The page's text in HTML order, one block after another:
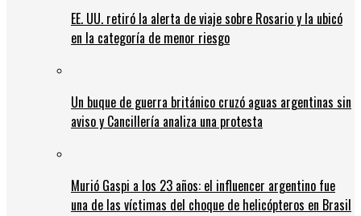
EE. UU. retiró la alerta de viaje sobre Rosario y la ubicó
en la categoría de menor riesgo
Un buque de guerra británico cruzó aguas argentinas sin
aviso y Cancillería analiza una protesta
Murió Gaspi a los 23 años: el influencer argentino fue
una de las víctimas del choque de helicópteros en Brasil